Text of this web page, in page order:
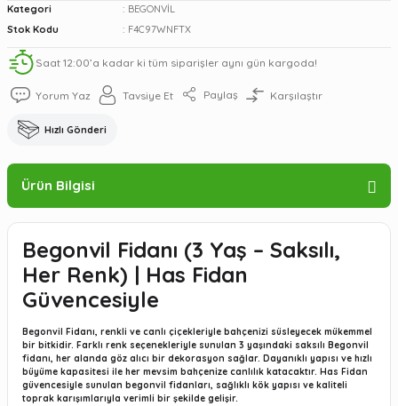
Kategori
BEGONVİL
Stok Kodu
F4C97WNFTX
Saat 12:00’a kadar ki tüm siparişler aynı gün kargoda!
Yorum Yaz Tavsiye Et Paylaş Karşılaştır
Hızlı Gönderi
Ürün Bilgisi
Begonvil Fidanı (3 Yaş – Saksılı,
Her Renk) | Has Fidan
Güvencesiyle
Begonvil Fidanı, renkli ve canlı çiçekleriyle bahçenizi süsleyecek mükemmel
bir bitkidir. Farklı renk seçenekleriyle sunulan 3 yaşındaki saksılı Begonvil
fidanı, her alanda göz alıcı bir dekorasyon sağlar. Dayanıklı yapısı ve hızlı
büyüme kapasitesi ile her mevsim bahçenize canlılık katacaktır. Has Fidan
güvencesiyle sunulan begonvil fidanları, sağlıklı kök yapısı ve kaliteli
toprak karışımlarıyla verimli bir şekilde gelişir.